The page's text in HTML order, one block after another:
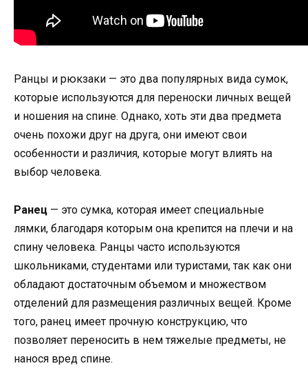
Ранцы и рюкзаки — это два популярных вида сумок,
которые используются для переноски личных вещей
и ношения на спине. Однако, хоть эти два предмета
очень похожи друг на друга, они имеют свои
особенности и различия, которые могут влиять на
выбор человека.
Ранец — это сумка, которая имеет специальные
лямки, благодаря которым она крепится на плечи и на
спину человека. Ранцы часто используются
школьниками, студентами или туристами, так как они
обладают достаточным объемом и множеством
отделений для размещения различных вещей. Кроме
того, ранец имеет прочную конструкцию, что
позволяет переносить в нем тяжелые предметы, не
нанося вред спине.